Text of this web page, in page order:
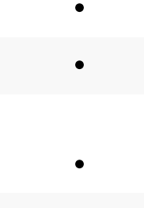
●
●
●
●
●
●